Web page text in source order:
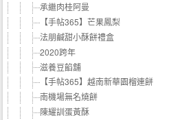
承繼肉桂阿曼
【手帖365】芒果鳳梨
法朋鹹甜小酥餅禮盒
2020跨年
滋養豆餡舖
【手帖365】越南新華園榴連餅
南機場無名燒餅
陳耀訓蛋黃酥